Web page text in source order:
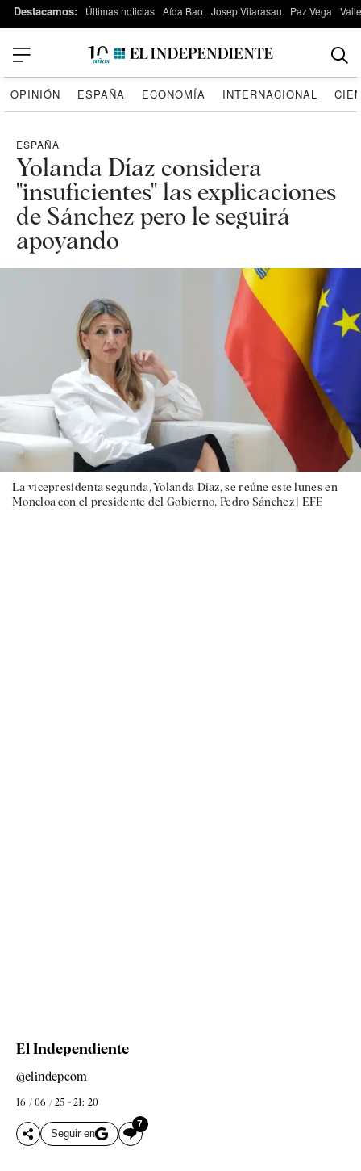
Destacamos: Últimas noticias Aída Bao Josep Vilarasau Paz Vega
OPINIÓN ESPAÑA ECONOMÍA INTERNACIONAL
ESPAÑA
Yolanda Díaz considera
"insuficientes" las explicaciones
de Sánchez pero le seguirá
apoyando
La vicepresidenta segunda, Yolanda Díaz, se reúne este lunes en
Moncloa con el presidente del Gobierno, Pedro Sánchez | EFE
El Independiente
@elindepcom
16 / 06 / 25 - 21: 20
Seguir en
7